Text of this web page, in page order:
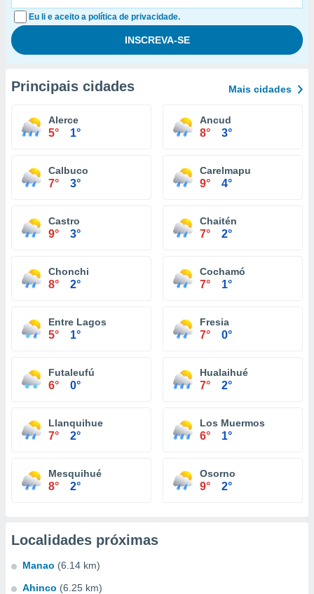
Eu li e aceito a política de privacidade.
Principais cidades Mais cidades
Alerce
5° 1°
Ancud
8° 3°
Calbuco
7° 3°
Carelmapu
9° 4°
Castro
9° 3°
Chaitén
7° 2°
Chonchi
8° 2°
Cochamó
7° 1°
Entre Lagos
5° 1°
Fresia
7° 0°
Futaleufú
6° 0°
Hualaihué
7° 2°
Llanquihue
7° 2°
Los Muermos
6° 1°
Mesquihué
8° 2°
Osorno
9° 2°
Localidades próximas
Manao (6.14 km)
Ahinco (6.25 km)